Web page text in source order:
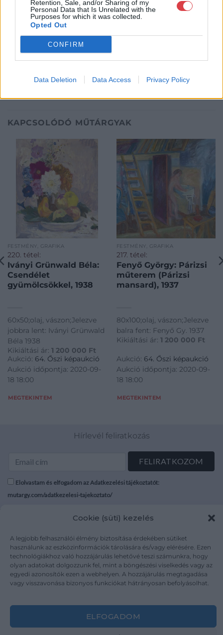
Retention, Sale, and/or Sharing of my
Personal Data that Is Unrelated with the
Purposes for which it was collected.
Opted Out
CONFIRM
Data Deletion Data Access Privacy Policy
Cookie (süti) kezelés
A legjobb felhasználói élmény biztosítása érdekében sütiket
használunk az eszközinformációk tárolására és/vagy elérésére. Ezen
technológiákhoz való hozzájárulás lehetővé teszi számunkra, hogy
olyan adatokat dolgozzunk fel, mint a böngészési viselkedés vagy az
egyedi azonosítók ezen a webhelyen. A hozzájárulás megtagadása
vagy visszavonása bizonyos funkciókat hátrányosan befolyásolhat.
ELFOGADOM
aukcionálása. Exkluzív aukciók évente 3 alkalommal.
GALÉRIA TOVÁBBI MŰTÁRGYAI
KAPCSOLÓDÓ MŰTÁRGYAK
FESTMÉNY, GRAFIKA
220. tétel:
Iványi Grünwald Béla:
Csendélet
gyümölcsökkel, 1938
60x50;olaj, vászon;Jelezve
jobbra lent: Iványi Grünwald
Béla 1938
Kikiáltási ár: 1 200 000 Ft
Aukció: 64. Őszi képaukció
Aukció időpontja: 2020-09-
18 18:00
MEGTEKINTEM
FESTMÉNY, GRAFIKA
217. tétel:
Fenyő György: Párizsi
műterem (Párizsi
mansard), 1937
80x100;olaj, vászon;Jelezve
balra fent: Fenyő Gy. 1937
Kikiáltási ár: 1 200 000 Ft
Aukció: 64. Őszi képaukció
Aukció időpontja: 2020-09-
18 18:00
MEGTEKINTEM
Hírlevél feliratkozás
Elolvastam és elfogadom az Adatkezelési tájékoztatót:
mutargy.com/adatkezelesi-tajekoztato/
Karrier
Kapcsolat
Áraink
Adatvédelem
Impresszum